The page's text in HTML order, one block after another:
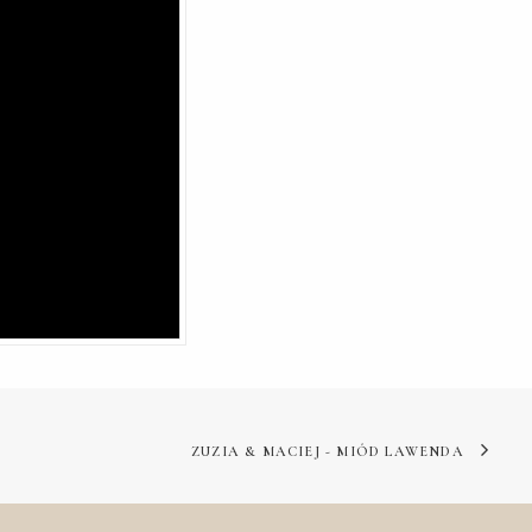
ZUZIA & MACIEJ - MIÓD LAWENDA